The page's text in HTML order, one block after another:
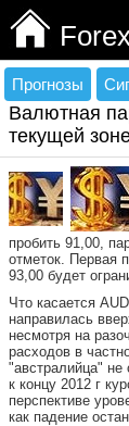
Прогнозы
Валютная
текущей
пробить 91,00,
отметок. Первая
93,00 будет
Что касается
направилась
несмотря на
расходов в
"австралийца" не
к концу 2012 г
перспективе
как падение